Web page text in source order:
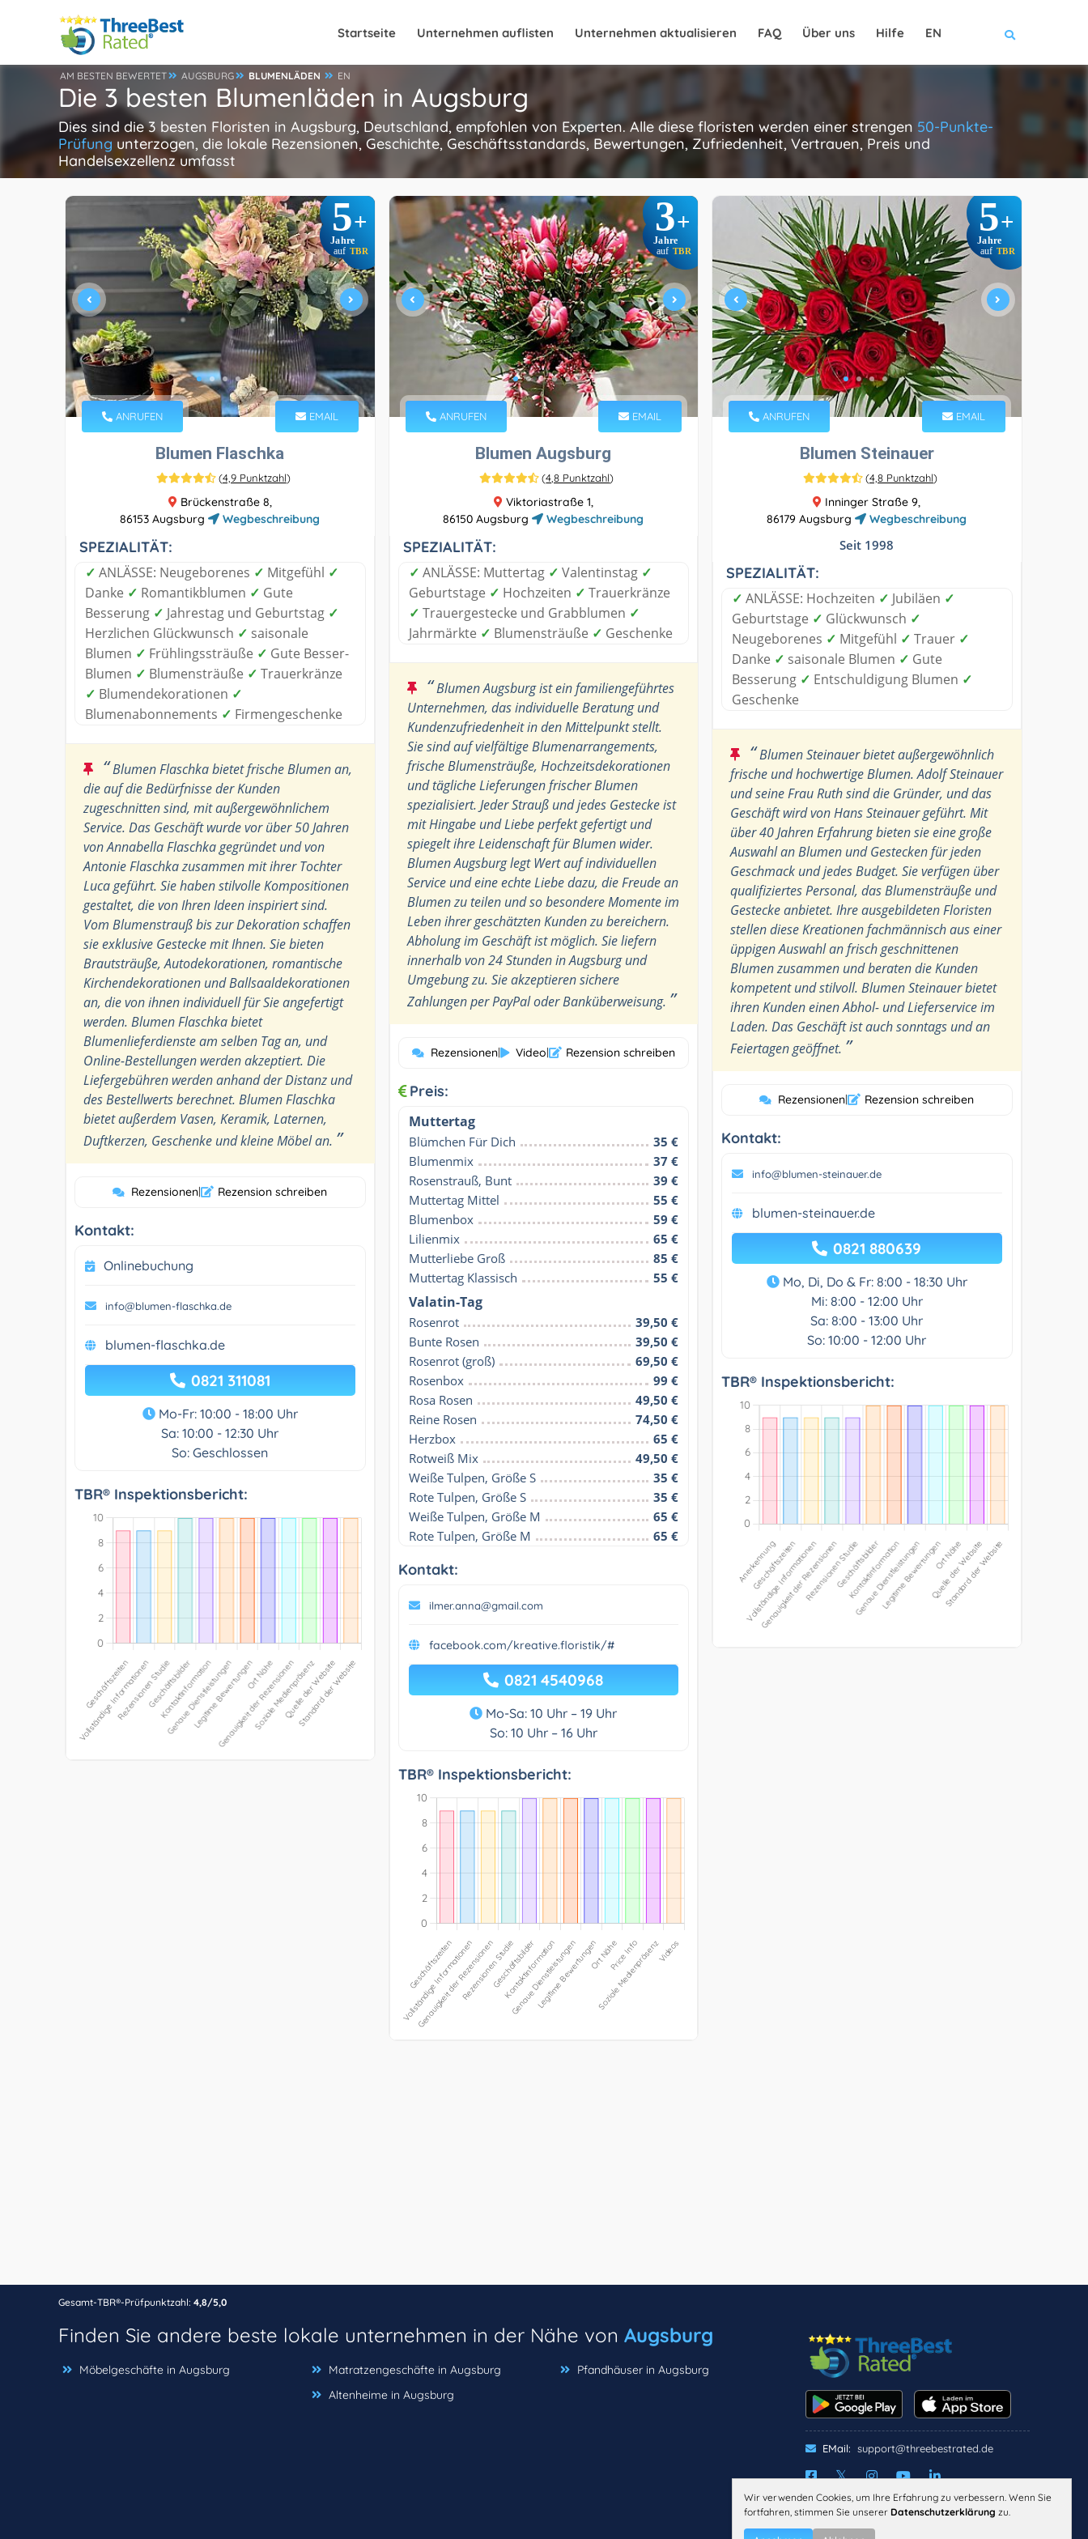
Startseite Unternehmen auflisten Unternehmen aktualisieren FAQ Über uns Hilfe EN
AM BESTEN BEWERTET AUGSBURG BLUMENLÄDEN EN
Die 3 besten Blumenläden in Augsburg
Dies sind die 3 besten Floristen in Augsburg, Deutschland, empfohlen von Experten. Alle diese floristen werden einer strengen 50-Punkte-
Prüfung unterzogen, die lokale Rezensionen, Geschichte, Geschäftsstandards, Bewertungen, Zufriedenheit, Vertrauen, Preis und
Handelsexzellenz umfasst
5+
Jahre
auf TBR
ANRUFEN EMAIL
Blumen Flaschka
(4,9 Punktzahl)
Brückenstraße 8,
86153 Augsburg
Wegbeschreibung
SPEZIALITÄT:
✓ ANLÄSSE: Neugeborenes ✓ Mitgefühl ✓
Danke ✓ Romantikblumen ✓ Gute
Besserung ✓ Jahrestag und Geburtstag ✓
Herzlichen Glückwunsch ✓ saisonale
Blumen ✓ Frühlingssträuße ✓ Gute Besser-
Blumen ✓ Blumensträuße ✓ Trauerkränze
✓ Blumendekorationen ✓
Blumenabonnements ✓ Firmengeschenke
“Blumen Flaschka bietet frische Blumen an,
die auf die Bedürfnisse der Kunden
zugeschnitten sind, mit außergewöhnlichem
Service. Das Geschäft wurde vor über 50 Jahren
von Annabella Flaschka gegründet und von
Antonie Flaschka zusammen mit ihrer Tochter
Luca geführt. Sie haben stilvolle Kompositionen
gestaltet, die von Ihren Ideen inspiriert sind.
Vom Blumenstrauß bis zur Dekoration schaffen
sie exklusive Gestecke mit Ihnen. Sie bieten
Brautsträuße, Autodekorationen, romantische
Kirchendekorationen und Ballsaaldekorationen
an, die von ihnen individuell für Sie angefertigt
werden. Blumen Flaschka bietet
Blumenlieferdienste am selben Tag an, und
Online-Bestellungen werden akzeptiert. Die
Liefergebühren werden anhand der Distanz und
des Bestellwerts berechnet. Blumen Flaschka
bietet außerdem Vasen, Keramik, Laternen,
Duftkerzen, Geschenke und kleine Möbel an. ”
Rezensionen| Rezension schreiben
Kontakt:
Onlinebuchung
info@blumen-flaschka.de
blumen-flaschka.de
0821 311081
Mo-Fr: 10:00 - 18:00 Uhr
Sa: 10:00 - 12:30 Uhr
So: Geschlossen
TBR® Inspektionsbericht:
3+
Jahre
auf TBR
ANRUFEN EMAIL
Blumen Augsburg
(4,8 Punktzahl)
Viktoriastraße 1,
86150 Augsburg
Wegbeschreibung
SPEZIALITÄT:
✓ ANLÄSSE: Muttertag ✓ Valentinstag ✓
Geburtstage ✓ Hochzeiten ✓ Trauerkränze
✓ Trauergestecke und Grabblumen ✓
Jahrmärkte ✓ Blumensträuße ✓ Geschenke
“Blumen Augsburg ist ein familiengeführtes
Unternehmen, das individuelle Beratung und
Kundenzufriedenheit in den Mittelpunkt stellt.
Sie sind auf vielfältige Blumenarrangements,
frische Blumensträuße, Hochzeitsdekorationen
und tägliche Lieferungen frischer Blumen
spezialisiert. Jeder Strauß und jedes Gestecke ist
mit Hingabe und Liebe perfekt gefertigt und
spiegelt ihre Leidenschaft für Blumen wider.
Blumen Augsburg legt Wert auf individuellen
Service und eine echte Liebe dazu, die Freude an
Blumen zu teilen und so besondere Momente im
Leben ihrer geschätzten Kunden zu bereichern.
Abholung im Geschäft ist möglich. Sie liefern
innerhalb von 24 Stunden in Augsburg und
Umgebung zu. Sie akzeptieren sichere
Zahlungen per PayPal oder Banküberweisung. ”
Rezensionen| Video| Rezension schreiben
Preis:
Muttertag
Blümchen Für Dich
35 €
Blumenmix
37 €
Rosenstrauß, Bunt
39 €
Muttertag Mittel
55 €
Blumenbox
59 €
Lilienmix
65 €
Mutterliebe Groß
85 €
Muttertag Klassisch
55 €
Valatin-Tag
Rosenrot
39,50 €
Bunte Rosen
39,50 €
Rosenrot (groß)
69,50 €
Rosenbox
99 €
Rosa Rosen
49,50 €
Reine Rosen
74,50 €
Herzbox
65 €
Rotweiß Mix
49,50 €
Weiße Tulpen, Größe S
35 €
Rote Tulpen, Größe S
35 €
Weiße Tulpen, Größe M
65 €
Rote Tulpen, Größe M
65 €
Kontakt:
ilmer.anna@gmail.com
facebook.com/kreative.floristik/#
0821 4540968
Mo-Sa: 10 Uhr – 19 Uhr
So: 10 Uhr – 16 Uhr
TBR® Inspektionsbericht:
5+
Jahre
auf TBR
ANRUFEN EMAIL
Blumen Steinauer
(4,8 Punktzahl)
Inninger Straße 9,
86179 Augsburg
Wegbeschreibung
Seit 1998
SPEZIALITÄT:
✓ ANLÄSSE: Hochzeiten ✓ Jubiläen ✓
Geburtstage ✓ Glückwunsch ✓
Neugeborenes ✓ Mitgefühl ✓ Trauer ✓
Danke ✓ saisonale Blumen ✓ Gute
Besserung ✓ Entschuldigung Blumen ✓
Geschenke
“Blumen Steinauer bietet außergewöhnlich
frische und hochwertige Blumen. Adolf Steinauer
und seine Frau Ruth sind die Gründer, und das
Geschäft wird von Hans Steinauer geführt. Mit
über 40 Jahren Erfahrung bieten sie eine große
Auswahl an Blumen und Gestecken für jeden
Geschmack und jedes Budget. Sie verfügen über
qualifiziertes Personal, das Blumensträuße und
Gestecke anbietet. Ihre ausgebildeten Floristen
stellen diese Kreationen fachmännisch aus einer
üppigen Auswahl an frisch geschnittenen
Blumen zusammen und beraten die Kunden
kompetent und stilvoll. Blumen Steinauer bietet
ihren Kunden einen Abhol- und Lieferservice im
Laden. Das Geschäft ist auch sonntags und an
Feiertagen geöffnet. ”
Rezensionen| Rezension schreiben
Kontakt:
info@blumen-steinauer.de
blumen-steinauer.de
0821 880639
Mo, Di, Do & Fr: 8:00 - 18:30 Uhr
Mi: 8:00 - 12:00 Uhr
Sa: 8:00 - 13:00 Uhr
So: 10:00 - 12:00 Uhr
TBR® Inspektionsbericht:
Gesamt-TBR®-Prüfpunktzahl: 4,8/5,0
Finden Sie andere beste lokale unternehmen in der Nähe von Augsburg
Möbelgeschäfte in Augsburg
Matratzengeschäfte in Augsburg
Altenheime in Augsburg
Pfandhäuser in Augsburg
EMail: support@threebestrated.de
IMPRESSUM
DATENSCHUTZ
ALLGEMEINE
GESCHÄFTSBEDINGUNGEN
Wir verwenden Cookies, um Ihre Erfahrung zu verbessern. Wenn Sie
fortfahren, stimmen Sie unserer Datenschutzerklärung zu.